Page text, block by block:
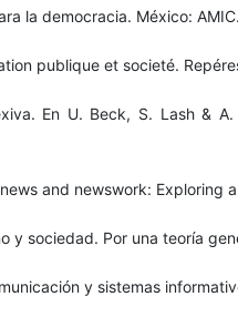
la democracia. México:
publique et societé.
En U. Beck, S. Lash &
and newswork: Exploring
y sociedad. Por una teoría
y sistemas